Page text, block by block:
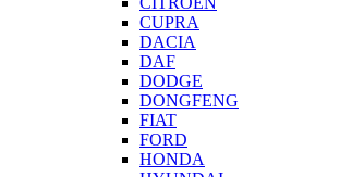
CUPRA
DACIA
DAF
DODGE
DONGFENG
FIAT
FORD
HONDA